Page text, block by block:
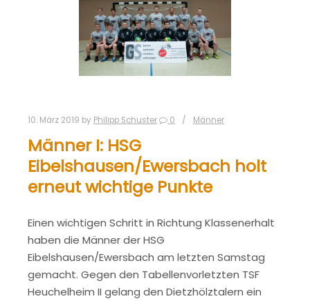
10. März 2019 by Philipp Schuster 0 Männer
Männer I: HSG
Eibelshausen/Ewersbach holt
erneut wichtige Punkte
Einen wichtigen Schritt in Richtung Klassenerhalt
haben die Männer der HSG
Eibelshausen/Ewersbach am letzten Samstag
gemacht. Gegen den Tabellenvorletzten TSF
Heuchelheim II gelang den Dietzhölztalern ein